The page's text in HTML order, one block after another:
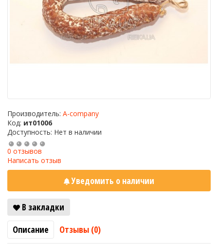
Производитель: A-company
Код: ит01006
Доступность: Нет в наличии
0 отзывов
Написать отзыв
Уведомить о наличии
В закладки
Описание
Отзывы (0)